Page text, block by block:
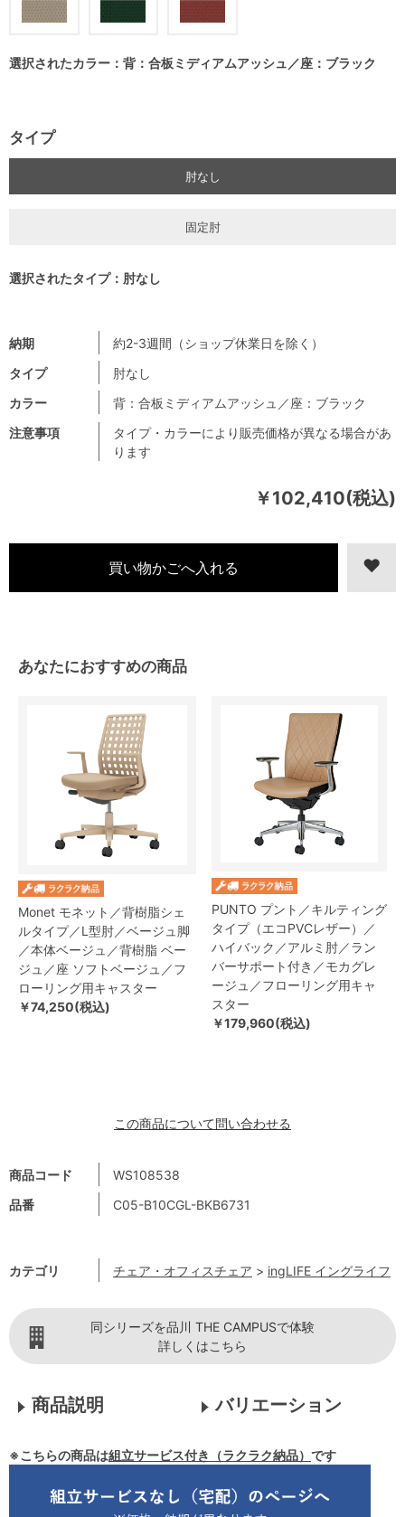
￥102,410(税込)
商品コード
WS108538
品番
C05-B10CGL-BKB6731
カテゴリ チェア・オフィスチェア > ingLIFE イングライフ
注意事項
タイプ・カラーにより販売価格が異なる場合があ
ります
納期
約2-3週間（ショップ休業日を除く）
タイプ
肘なし
カラー
背：合板ミディアムアッシュ／座：ブラック
選択されたカラー：背：合板ミディアムアッシュ／座：ブラック
タイプ
肘なし
固定肘
選択されたタイプ：肘なし
あなたにおすすめの商品
Monet モネット／背樹脂シェ
ルタイプ／L型肘／ベージュ脚
／本体ベージュ／背樹脂 ベー
ジュ／座 ソフトベージュ／フ
ローリング用キャスター
￥74,250(税込)
PUNTO プント／キルティング
タイプ（エコPVCレザー）／
ハイバック／アルミ肘／ラン
バーサポート付き／モカグレ
ージュ／フローリング用キャ
スター
￥179,960(税込)
この商品について問い合わせる
同シリーズを品川 THE CAMPUSで体験
詳しくはこちら
商品説明 バリエーション
※こちらの商品は組立サービス付き（ラクラク納品） です